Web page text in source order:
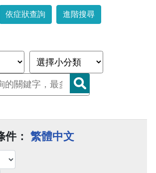
依症狀查詢 進階搜尋
件： 繁體中文